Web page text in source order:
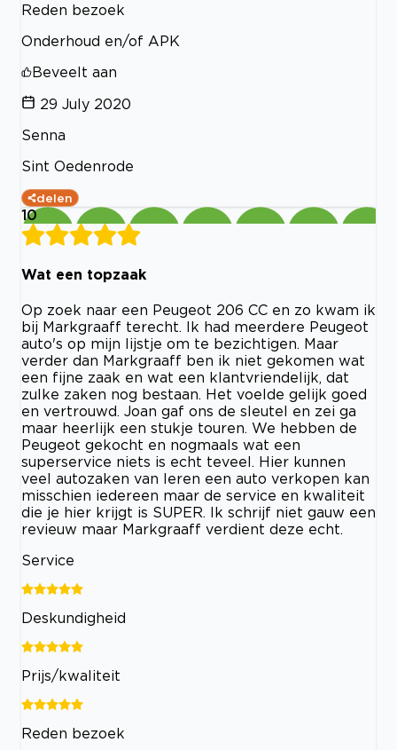
Reden bezoek
Onderhoud en/of APK
Beveelt aan
29 July 2020
Senna
Sint Oedenrode
delen
10
Wat een topzaak
Op zoek naar een Peugeot 206 CC en zo kwam ik
bij Markgraaff terecht. Ik had meerdere Peugeot
auto's op mijn lijstje om te bezichtigen. Maar
verder dan Markgraaff ben ik niet gekomen wat
een fijne zaak en wat een klantvriendelijk, dat
zulke zaken nog bestaan. Het voelde gelijk goed
en vertrouwd. Joan gaf ons de sleutel en zei ga
maar heerlijk een stukje touren. We hebben de
Peugeot gekocht en nogmaals wat een
superservice niets is echt teveel. Hier kunnen
veel autozaken van leren een auto verkopen kan
misschien iedereen maar de service en kwaliteit
die je hier krijgt is SUPER. Ik schrijf niet gauw een
revieuw maar Markgraaff verdient deze echt.
Service
Deskundigheid
Prijs/kwaliteit
Reden bezoek